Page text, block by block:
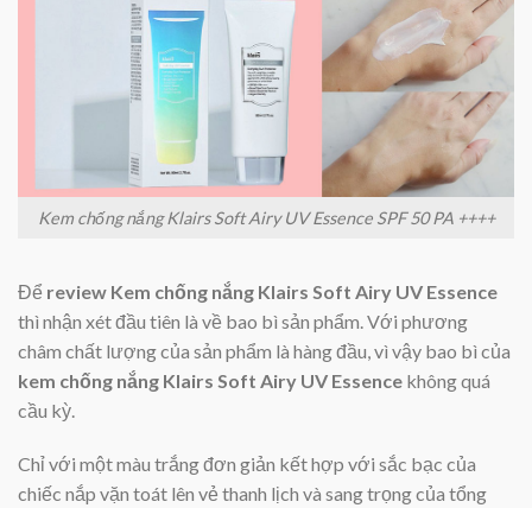
Kem chống nắng Klairs Soft Airy UV Essence SPF 50 PA ++++
Để review Kem chống nắng Klairs Soft Airy UV Essence
thì nhận xét đầu tiên là về bao bì sản phẩm. Với phương
châm chất lượng của sản phẩm là hàng đầu, vì vậy bao bì của
kem chống nắng Klairs Soft Airy UV Essence không quá
cầu kỳ.
Chỉ với một màu trắng đơn giản kết hợp với sắc bạc của
chiếc nắp vặn toát lên vẻ thanh lịch và sang trọng của tổng